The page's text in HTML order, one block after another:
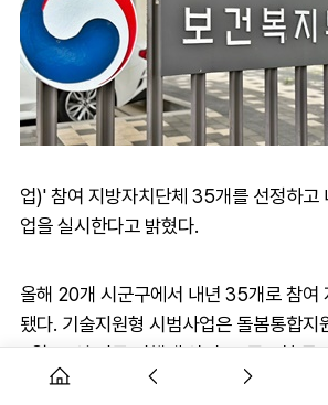
업)' 참여 지방자치단체 35개를 선정하고
업을 실시한다고 밝혔다.
올해 20개 시군구에서 내년 35개로 참여
됐다. 기술지원형 시범사업은 돌봄통합
3월 27일 전국 시행에 앞서, 표준모형 등
및 담당자 교육 프로그램 제공 등으로 법